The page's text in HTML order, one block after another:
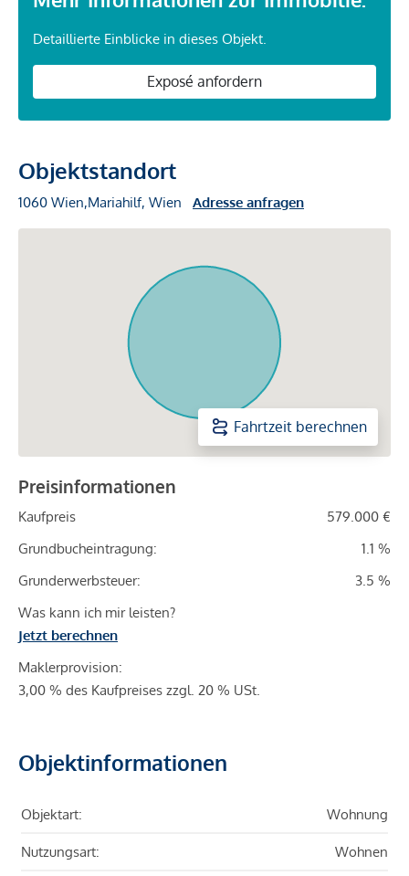
Detaillierte Einblicke in dieses Objekt.
Exposé anfordern
Objektstandort
1060 Wien,Mariahilf, Wien Adresse anfragen
Fahrtzeit berechnen
Preisinformationen
Kaufpreis
579.000 €
Grundbucheintragung:
1.1 %
Grunderwerbsteuer:
3.5 %
Was kann ich mir leisten?
Jetzt berechnen
Maklerprovision:
3,00 % des Kaufpreises zzgl. 20 % USt.
Objektinformationen
Objektart: Wohnung
Nutzungsart: Wohnen